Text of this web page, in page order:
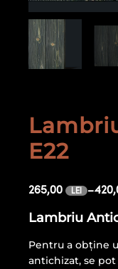
E22
265,00 LEI –
Lambriu
Pentru a obține
antichizat, se